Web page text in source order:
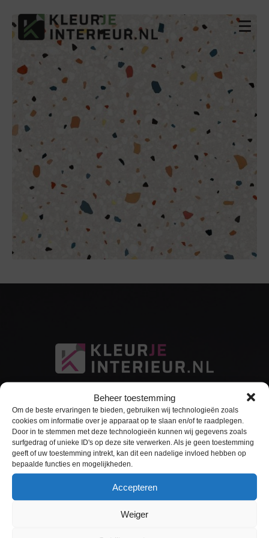
Beheer toestemming
Om de beste ervaringen te bieden, gebruiken wij technologieën zoals
cookies om informatie over je apparaat op te slaan en/of te raadplegen.
Door in te stemmen met deze technologieën kunnen wij gegevens zoals
surfgedrag of unieke ID's op deze site verwerken. Als je geen toestemming
geeft of uw toestemming intrekt, kan dit een nadelige invloed hebben op
bepaalde functies en mogelijkheden.
Accepteren
Weiger
Sitemap
Home
Interieurfolie